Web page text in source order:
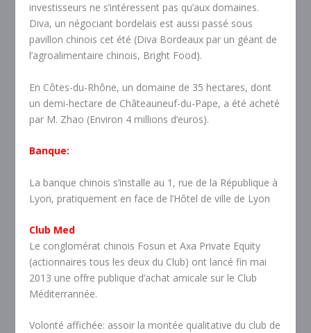
investisseurs ne s’intéressent pas qu’aux domaines.
Diva, un négociant bordelais est aussi passé sous
pavillon chinois cet été (Diva Bordeaux par un géant de
l’agroalimentaire chinois, Bright Food).
En Côtes-du-Rhône, un domaine de 35 hectares, dont
un demi-hectare de Châteauneuf-du-Pape, a été acheté
par M. Zhao (Environ 4 millions d’euros).
Banque:
La banque chinois s’installe au 1, rue de la République à
Lyon, pratiquement en face de l’Hôtel de ville de Lyon
Club Med
Le conglomérat chinois Fosun et Axa Private Equity
(actionnaires tous les deux du Club) ont lancé fin mai
2013 une offre publique d’achat amicale sur le Club
Méditerrannée.
Volonté affichée: assoir la montée qualitative du club de